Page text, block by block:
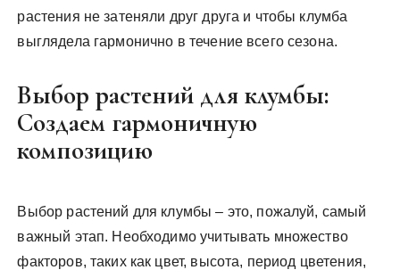
растения не затеняли друг друга и чтобы клумба
выглядела гармонично в течение всего сезона.
Выбор растений для клумбы:
Создаем гармоничную
композицию
Выбор растений для клумбы – это, пожалуй, самый
важный этап. Необходимо учитывать множество
факторов, таких как цвет, высота, период цветения,